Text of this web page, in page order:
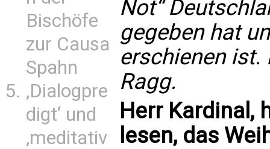
Bischöfe
zur Causa
Spahn
‚Dialogpre
digt‘ und
‚meditativ
Not“
gegeben hat
erschienen ist.
Ragg.
Herr Kardinal,
lesen, das